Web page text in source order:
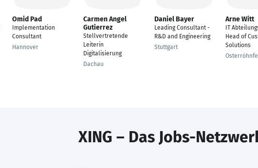
Omid Pad
Implementation
Consultant
Hannover
Carmen Angel
Gutierrez
Stellvertretende
Leiterin
Digitalisierung
Dachau
Daniel Bayer
Leading Consultant -
R&D and Engineering
Stuttgart
Arne Witt
IT
Head of
Solutions
XING – Das Jobs-